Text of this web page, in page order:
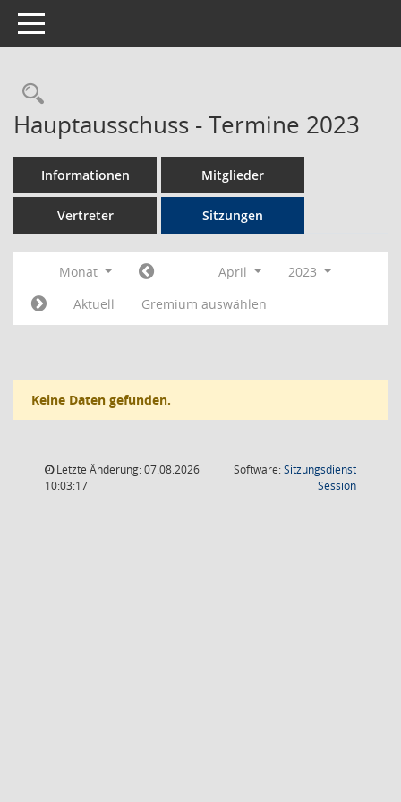
Toggle navigation
Rechercheauswahl
Hauptausschuss - Termine 2023
Informationen Mitglieder
Vertreter Sitzungen
Monat April
2023
Aktuell
Gremium auswählen
Keine Daten gefunden.
Letzte Änderung: 07.08.2026
10:03:17
Software:Sitzungsdienst
Session(Wird in